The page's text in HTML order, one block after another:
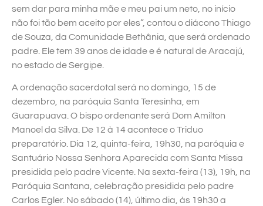
sem dar para minha mãe e meu pai um neto, no início
não foi tão bem aceito por eles”, contou o diácono Thiago
de Souza, da Comunidade Bethânia, que será ordenado
padre. Ele tem 39 anos de idade e é natural de Aracajú,
no estado de Sergipe.
A ordenação sacerdotal será no domingo, 15 de
dezembro, na paróquia Santa Teresinha, em
Guarapuava. O bispo ordenante será Dom Amilton
Manoel da Silva. De 12 à 14 acontece o Triduo
preparatório. Dia 12, quinta-feira, 19h30, na paróquia e
Santuário Nossa Senhora Aparecida com Santa Missa
presidida pelo padre Vicente. Na sexta-feira (13), 19h, na
Paróquia Santana, celebração presidida pelo padre
Carlos Egler. No sábado (14), último dia, às 19h30 a